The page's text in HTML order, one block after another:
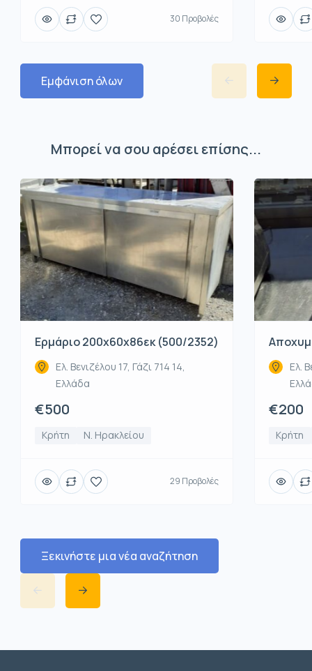
30 Προβολές
Εμφάνιση όλων
Μπορεί να σου αρέσει επίσης...
Ερμάριο 200x60x86εκ (500/2352)
Ελ. Βενιζέλου 17, Γάζι 714 14,
Ελλάδα
€500
Κρήτη Ν. Ηρακλείου
29 Προβολές
Ελ.
€200
Κρήτη
Ξεκινήστε μια νέα αναζήτηση